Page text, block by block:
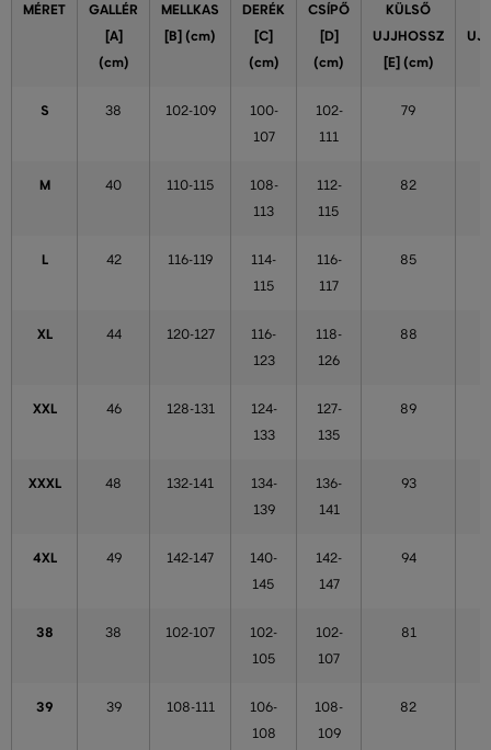
MÉRET
GALLÉR
[A]
(cm)
MELLKAS
[B] (cm)
DERÉK
[C]
(cm)
CSÍPŐ
[D]
(cm)
KÜLSŐ
UJJHOSSZ
[E] (cm)
S 38 102-109
100-
107
102-
111
79
M 40 110-115
108-
113
112-
115
82
L 42 116-119
114-
115
116-
117
85
XL 44 120-127
116-
123
118-
126
88
XXL 46 128-131
124-
133
127-
135
89
XXXL 48 132-141
134-
139
136-
141
93
4XL 49 142-147
140-
145
142-
147
94
38 38 102-107
102-
105
102-
107
81
39 39 108-111
106-
108
108-
109
82